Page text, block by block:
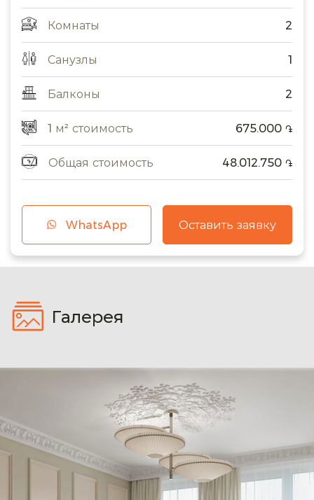
Комнаты 2
Санузлы 1
Балконы 2
1 м² стоимость 675.000 ֏
Общая стоимость 48.012.750 ֏
WhatsApp Оставить заявку
Галерея